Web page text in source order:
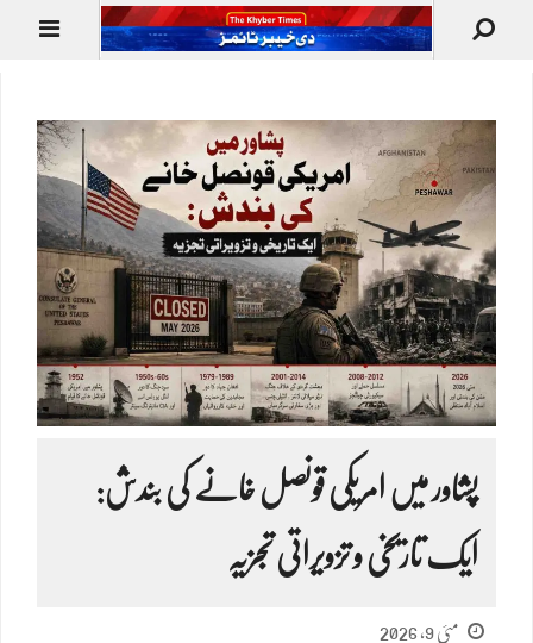
پشاور میں امریکی قونصل خانے کی بندش:
ایک تاریخی و تزویراتی تجزیہ
مئی 9, 2026